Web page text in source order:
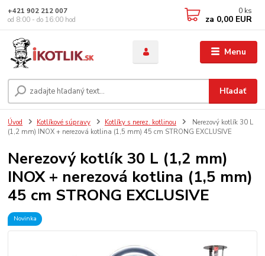
Menu
Hľadať
+421 902 212 007
od 8:00 - do 16:00 hod
0 ks
za 0,00 EUR
Úvod Kotlíkové súpravy Kotlíky s nerez. kotlinou
Nerezový kotlík 30 L
(1,2 mm) INOX + nerezová kotlina (1,5 mm) 45 cm STRONG EXCLUSIVE
Nerezový kotlík 30 L (1,2 mm)
INOX + nerezová kotlina (1,5 mm)
45 cm STRONG EXCLUSIVE
Novinka